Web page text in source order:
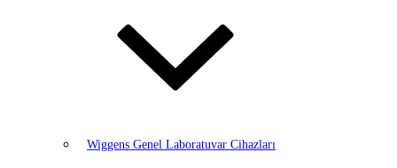
Wiggens Genel Laboratuvar Cihazları